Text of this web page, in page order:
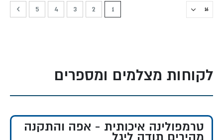
You're currently reading page1 דף
2 דף
3 דף
4 דף
5 דף
הבא
לקוחות מצלמים ומספרים
טרמפולינה איכותית - אפה והתקנה
מהירים תודה ליגל